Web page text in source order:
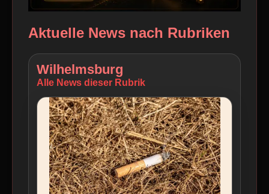
Aktuelle News nach Rubriken
Wilhelmsburg
Alle News dieser Rubrik